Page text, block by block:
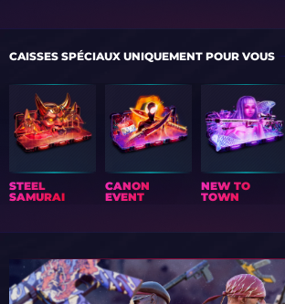
CAISSES SPÉCIAUX UNIQUEMENT POUR VOUS
STEEL
SAMURAI
CANON
EVENT
NEW TO
TOWN